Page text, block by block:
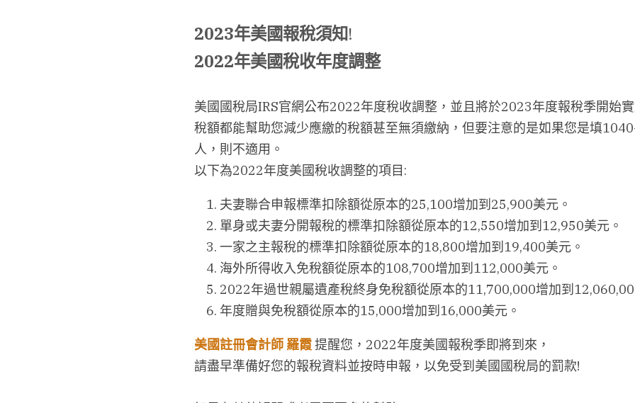
2023年美國報稅須知!
2022年美國稅收年度調整
美國國稅局IRS官網公布2022年度稅收調整，並且將於2023年度報稅季開始
稅額都能幫助您減少應繳的稅額甚至無須繳納，但要注意的是如果您是填
人，則不適用。
以下為2022年度美國稅收調整的項目:
夫妻聯合申報標準扣除額從原本的25,100增加到25,900美元。
單身或夫妻分開報稅的標準扣除額從原本的12,550增加到12,950美元。
一家之主報稅的標準扣除額從原本的18,800增加到19,400美元。
海外所得收入免稅額從原本的108,700增加到112,000美元。
2022年過世親屬遺產稅終身免稅額從原本的11,700,000增加到
年度贈與免稅額從原本的15,000增加到16,000美元。
美國註冊會計師 羅霞提醒您，2022年度美國報稅季即將到來，
請盡早準備好您的報稅資料並按時申報，以免受到美國國稅局的罰款!